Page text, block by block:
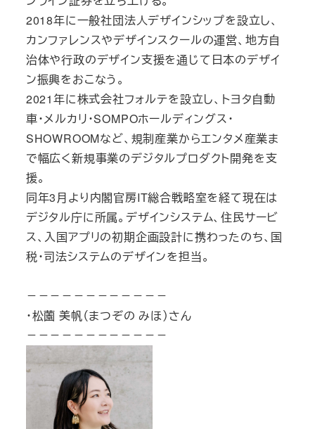
2018年に一般社団法人デザインシップを設立し、
カンファレンスやデザインスクールの運営、地方自
治体や行政のデザイン支援を通じて日本のデザイ
ン振興をおこなう。
2021年に株式会社フォルテを設立し、トヨタ自動
車・メルカリ・SOMPOホールディングス・
SHOWROOMなど、規制産業からエンタメ産業ま
で幅広く新規事業のデジタルプロダクト開発を支
援。
同年3月より内閣官房IT総合戦略室を経て現在は
デジタル庁に所属。デザインシステム、住民サービ
ス、入国アプリの初期企画設計に携わったのち、国
税・司法システムのデザインを担当。
－－－－－－－－－－－－
・松薗 美帆（まつぞの みほ）さん
－－－－－－－－－－－－